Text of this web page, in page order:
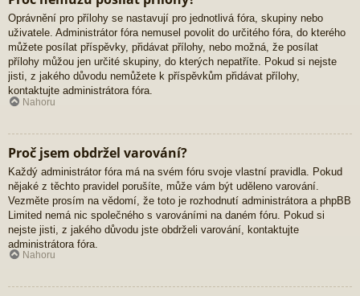
Oprávnění pro přílohy se nastavují pro jednotlivá fóra, skupiny nebo
uživatele. Administrátor fóra nemusel povolit do určitého fóra, do kterého
můžete posílat příspěvky, přidávat přílohy, nebo možná, že posílat
přílohy můžou jen určité skupiny, do kterých nepatříte. Pokud si nejste
jisti, z jakého důvodu nemůžete k příspěvkům přidávat přílohy,
kontaktujte administrátora fóra.
Nahoru
Proč jsem obdržel varování?
Každý administrátor fóra má na svém fóru svoje vlastní pravidla. Pokud
nějaké z těchto pravidel porušíte, může vám být uděleno varování.
Vezměte prosím na vědomí, že toto je rozhodnutí administrátora a phpBB
Limited nemá nic společného s varováními na daném fóru. Pokud si
nejste jisti, z jakého důvodu jste obdrželi varování, kontaktujte
administrátora fóra.
Nahoru